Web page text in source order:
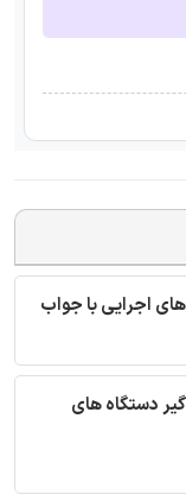
اجرایی با جواب
دستگاه های